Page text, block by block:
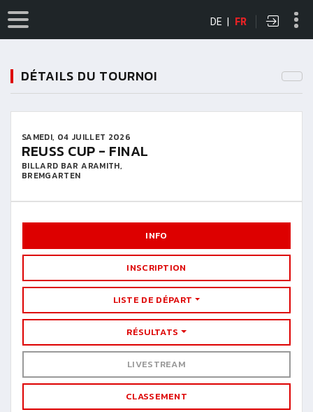
DE | FR
DÉTAILS DU TOURNOI
SAMEDI, 04 JUILLET 2026
REUSS CUP - FINAL
BILLARD BAR ARAMITH,
BREMGARTEN
INFO
INSCRIPTION
LISTE DE DÉPART
RÉSULTATS
LIVESTREAM
CLASSEMENT